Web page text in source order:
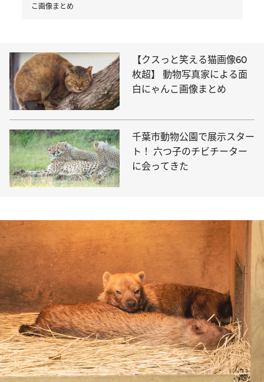
こ画像まとめ
【クスっと笑える猫画像60
枚超】 動物写真家による面
白にゃんこ画像まとめ
千葉市動物公園で展示スター
ト！ 六つ子のチビチーター
に会ってきた